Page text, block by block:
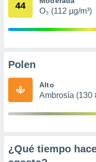
publicidad
de
1199
44
O₃ (112 µg/m³)
Polen
Alto
Ambrosía (130
¿Qué tiempo